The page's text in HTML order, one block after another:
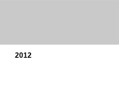
2012